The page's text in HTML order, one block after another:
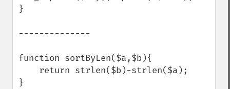
}
--------------
function sortByLen($a,$b){
}